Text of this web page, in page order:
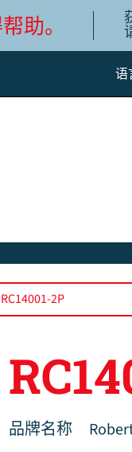
助。
语
品牌名称